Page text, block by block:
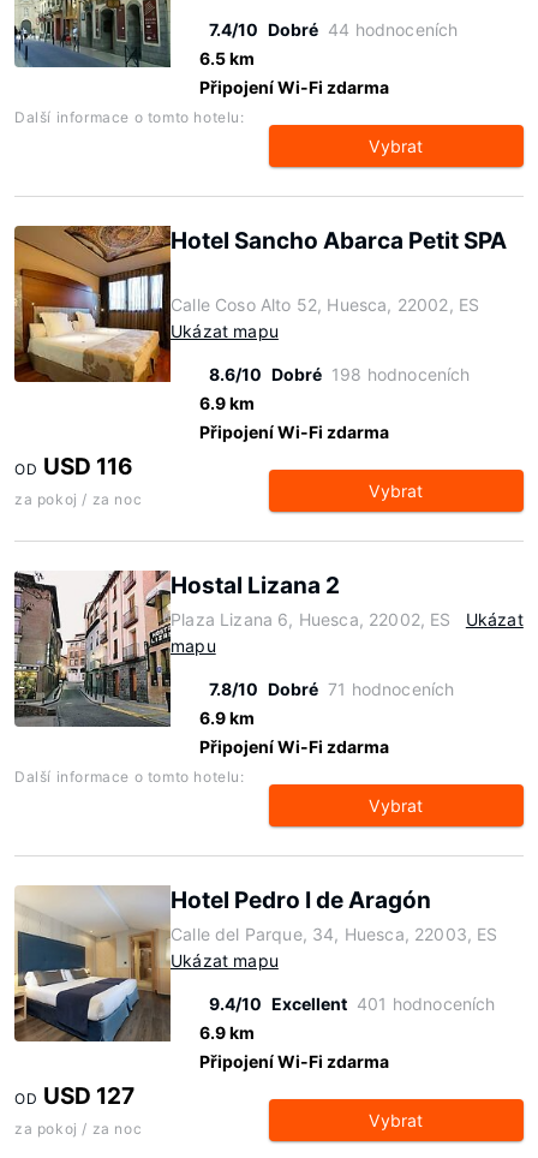
7.4/10 Dobré 44 hodnoceních
6.5 km
Připojení Wi-Fi zdarma
Další informace o tomto hotelu:
Vybrat
Hotel Sancho Abarca Petit SPA
Calle Coso Alto 52, Huesca, 22002, ES
Ukázat mapu
8.6/10 Dobré 198 hodnoceních
6.9 km
Připojení Wi-Fi zdarma
OD USD 116
za pokoj / za noc Vybrat
Hostal Lizana 2
Plaza Lizana 6, Huesca, 22002, ES
Ukázat
mapu
7.8/10 Dobré 71 hodnoceních
6.9 km
Připojení Wi-Fi zdarma
Další informace o tomto hotelu:
Vybrat
Hotel Pedro I de Aragón
Calle del Parque, 34, Huesca, 22003, ES
Ukázat mapu
9.4/10 Excellent 401 hodnoceních
6.9 km
Připojení Wi-Fi zdarma
OD USD 127
za pokoj / za noc Vybrat